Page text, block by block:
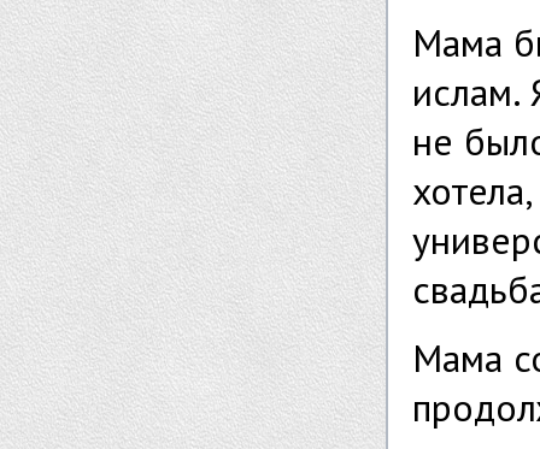
Мама
ислам.
не
Мама